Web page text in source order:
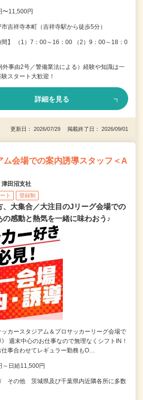
〜11,500円
吉祥寺本町（吉祥寺駅から徒歩5分）
間】 （1）7：00～16：00 （2）9：00～18：0
外事由2号／警備業法による）経験や知識は一
スタート大歓迎！
詳細を見る
更新日： 2026/07/29 掲載終了日： 2026/09/01
ム会場での案内誘導スタッフ＜A
田沼支社
ト 登録制
、大集合／大注目のJリーグ会場での
感動と熱気を一緒に味わおう♪
ッカースタジアム＆プロサッカーリーグ会場で
週末中心のお仕事なので無理なくシフトIN！
仕事合わせてレギュラー勤務もO…
～日給11,500円
その他 茨城県及び千葉県内近隣各所に多数